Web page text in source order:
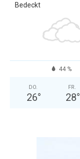
Bedeckt
44 %
DO.
26°
FR.
28°